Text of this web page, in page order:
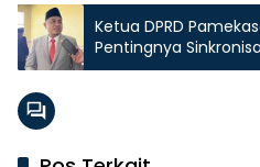
Ketua DPRD
Pentingnya
Bupati